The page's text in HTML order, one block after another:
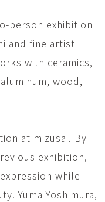
person exhibition
and fine artist
with ceramics,
wood,
at mizusai. By
exhibition,
while
Yuma Yoshimura,